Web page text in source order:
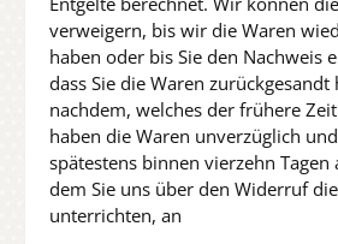
verweigern, bis wir die Waren
haben oder bis Sie den Nachweis
dass Sie die Waren zurückgesandt
nachdem, welches der frühere
haben die Waren unverzüglich
spätestens binnen vierzehn Tagen
dem Sie uns über den Widerruf
unterrichten, an